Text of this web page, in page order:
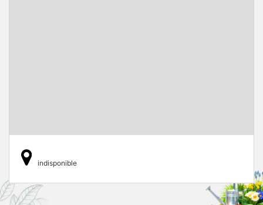
indisponible